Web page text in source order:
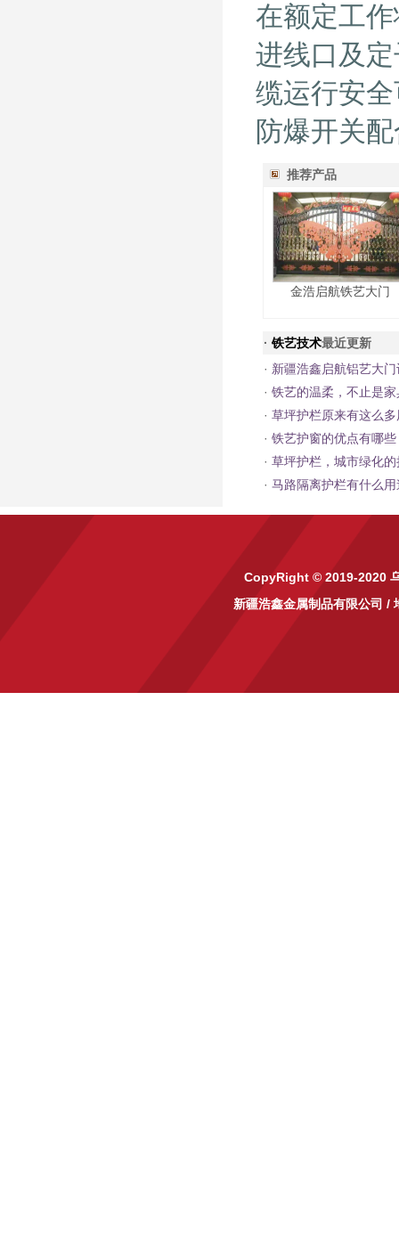
在额定工
进线口及
缆运行安
防爆开关
推荐产品
金浩启航铁艺大门
· 铁艺技术最近更新
· 新疆浩鑫启航铝艺大
· 铁艺的温柔，不止是
· 草坪护栏原来有这么
· 铁艺护窗的优点有哪些
· 草坪护栏，城市绿化
· 马路隔离护栏有什么用
CopyRight © 2019-2020
新疆浩鑫金属制品有限公司 /